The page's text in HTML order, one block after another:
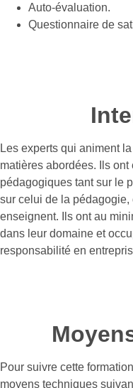
Auto-évaluation.
Questionnaire de
Les experts qui animent
matières abordées. Ils
pédagogiques tant sur le
sur celui de la pédagogie,
enseignent. Ils ont au
dans leur domaine et
responsabilité en
Pour suivre cette
moyens techniques